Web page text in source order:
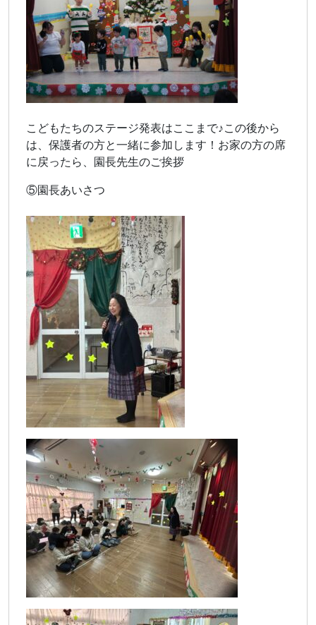
こどもたちのステージ発表はここまで♪この後から
は、保護者の方と一緒に参加します！お家の方の席
に戻ったら、園長先生のご挨拶
⑤園長あいさつ